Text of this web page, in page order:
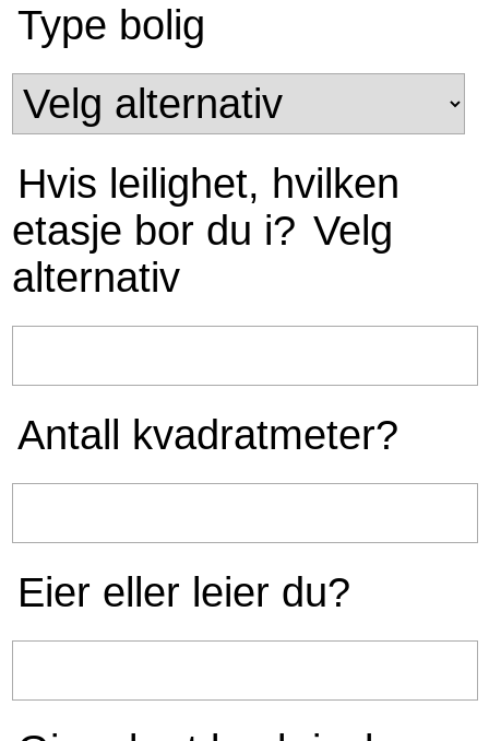
Type bolig
Hvis leilighet, hvilken
etasje bor du i? Velg
alternativ
Antall kvadratmeter?
Eier eller leier du?